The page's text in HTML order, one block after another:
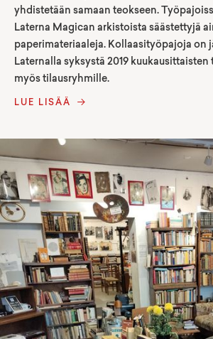
yhdistetään samaan teokseen.
Laterna Magican arkistoista säästettyjä
paperimateriaaleja. Kollaasityöpajoja on
Laternalla syksystä 2019
myös tilausryhmille.
LUE LISÄÄ